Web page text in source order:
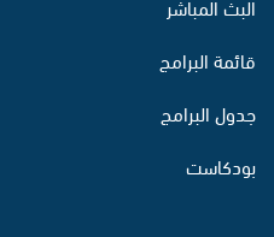
قائمة البرامج
جدول البرامج
بودكاست